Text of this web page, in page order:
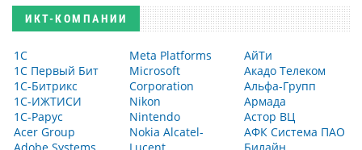
ИКТ-КОМПАНИИ
1С
1С Первый Бит
1С-Битрикс
1С-ИЖТИСИ
1С-Рарус
Acer Group
Meta Platforms
Microsoft
Corporation
Nikon
Nintendo
Nokia Alcatel-
АйТи
Акадо Телеком
Альфа-Групп
Армада
Астор ВЦ
АФК Система ПАО